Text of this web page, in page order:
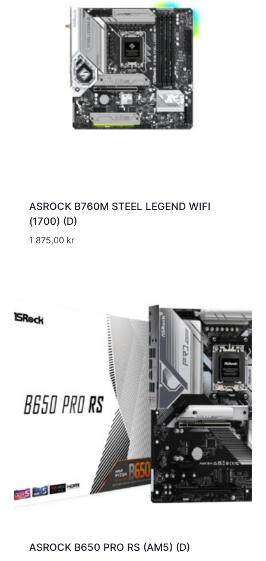
ASROCK B760M STEEL LEGEND WIFI
(1700) (D)
1 875,00 kr
ASROCK B650 PRO RS (AM5) (D)